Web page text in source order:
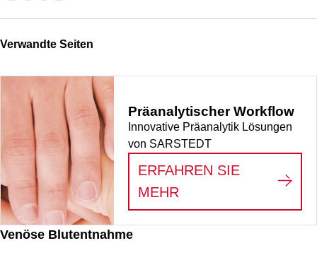
Venöse Blutentnahme
Verwandte Seiten
Präanalytischer Workflow
Innovative Präanalytik Lösungen
von SARSTEDT
ERFAHREN SIE
MEHR